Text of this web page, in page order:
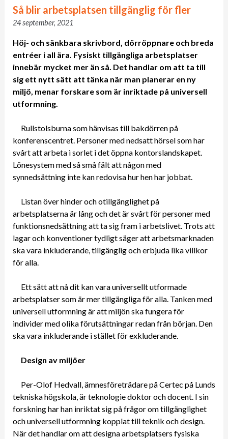
Så blir arbetsplatsen tillgänglig för fler
24 september, 2021
Höj- och sänkbara skrivbord, dörröppnare och breda
entréer i all ära. Fysiskt tillgängliga arbetsplatser
innebär mycket mer än så. Det handlar om att ta till
sig ett nytt sätt att tänka när man planerar en ny
miljö, menar forskare som är inriktade på universell
utformning.
Rullstolsburna som hänvisas till bakdörren på
konferenscentret. Personer med nedsatt hörsel som har
svårt att arbeta i sorlet i det öppna kontorslandskapet.
Lönesystem med så små fält att någon med
synnedsättning inte kan redovisa hur hen har jobbat.
Listan över hinder och otillgänglighet på
arbetsplatserna är lång och det är svårt för personer med
funktionsnedsättning att ta sig fram i arbetslivet. Trots att
lagar och konventioner tydligt säger att arbetsmarknaden
ska vara inkluderande, tillgänglig och erbjuda lika villkor
för alla.
Ett sätt att nå dit kan vara universellt utformade
arbetsplatser som är mer tillgängliga för alla. Tanken med
universell utformning är att miljön ska fungera för
individer med olika förutsättningar redan från början. Den
ska vara inkluderande i stället för exkluderande.
Design av miljöer
Per-Olof Hedvall, ämnesföreträdare på Certec på Lunds
tekniska högskola, är teknologie doktor och docent. I sin
forskning har han inriktat sig på frågor om tillgänglighet
och universell utformning kopplat till teknik och design.
När det handlar om att designa arbetsplatsers fysiska